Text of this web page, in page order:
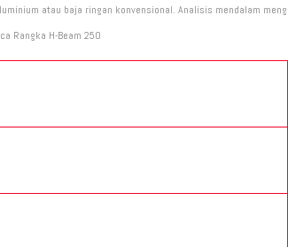
atau baja ringan konvensional. Analisis mendalam
Rangka H-Beam 250